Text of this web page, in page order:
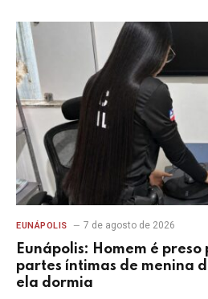
EUNÁPOLIS 7 de agosto de 2026
Eunápolis: Homem é
partes íntimas de menina
ela dormia